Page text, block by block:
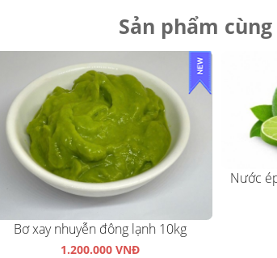
Sản phẩm
Bơ xay nhuyễn đông lạnh 10kg
1.200.000 VNĐ
Nước